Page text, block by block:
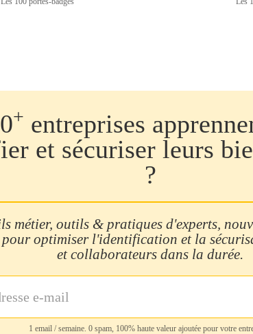
+ entreprises
et sécuriser leurs
?
métier, outils & pratiques d'experts,
pour optimiser l'identification et la
et collaborateurs dans la durée.
1 email / semaine. 0 spam, 100% haute valeur ajoutée pour votre